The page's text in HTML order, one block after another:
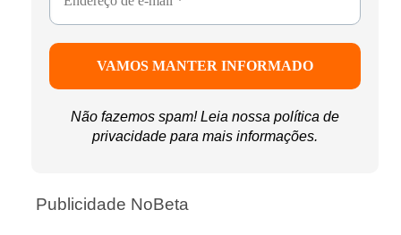
Não fazemos spam! Leia nossa política de
privacidade para mais informações.
Publicidade NoBeta